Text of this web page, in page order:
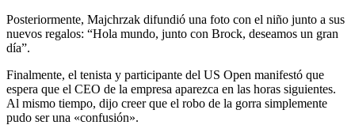
Posteriormente, Majchrzak difundió una foto con el niño junto a sus
nuevos regalos: “Hola mundo, junto con Brock, deseamos un gran
día”.
Finalmente, el tenista y participante del US Open manifestó que
espera que el CEO de la empresa aparezca en las horas siguientes.
Al mismo tiempo, dijo creer que el robo de la gorra simplemente
pudo ser una «confusión».